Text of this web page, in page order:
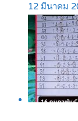
12 มีนาคม